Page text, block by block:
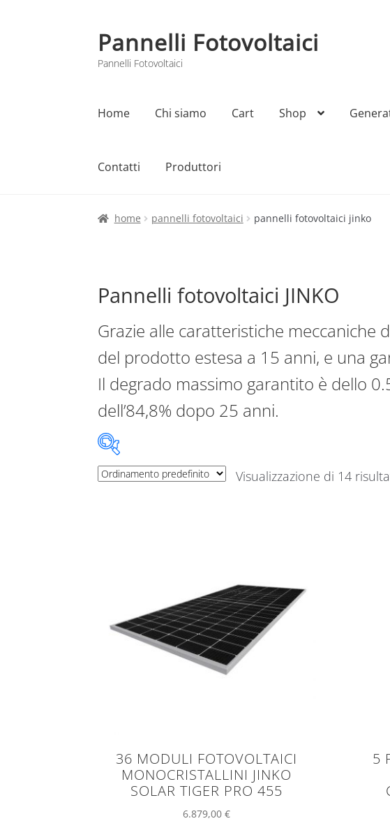
Vai
alla
navigazione
Vai
al
contenuto
Pannelli Fotovoltaici
Pannelli Fotovoltaici
Home Chi siamo Cart Shop
Contatti Produttori
Home Cart Checkout Chi siamo Contatti My account
home pannelli fotovoltaici pannelli fotovoltaici jinko
Pannelli fotovoltaici JINKO
Grazie alle caratteristiche meccaniche
del prodotto estesa a 15 anni, e una
Il degrado massimo garantito è dello
dell’84,8% dopo 25 anni.
Potenza pannelli votovoltaiciVisualizzazione di 14
36 MODULI FOTOVOLTAICI
MONOCRISTALLINI JINKO
SOLAR TIGER PRO 455
6.879,00€
5